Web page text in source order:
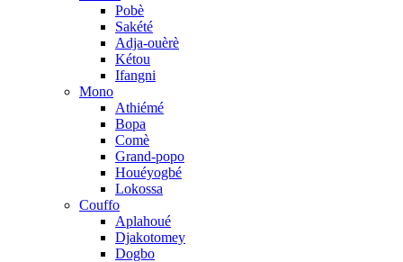
Pobè
Sakété
Adja-ouèrè
Kétou
Ifangni
Mono
Athiémé
Bopa
Comè
Grand-popo
Houéyogbé
Lokossa
Couffo
Aplahoué
Djakotomey
Dogbo